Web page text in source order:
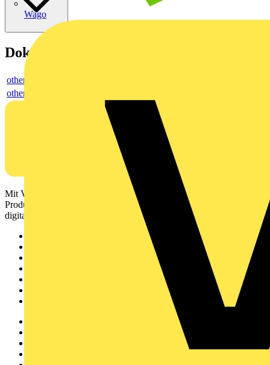
Wago
Dokumente
others
others
Mit Voltimum erhalten Elektrofachkräfte Zugang zu Branchennews,
Produktinformationen, Schulungen und Tools – alles auf einer
digitalen Plattform und Community.